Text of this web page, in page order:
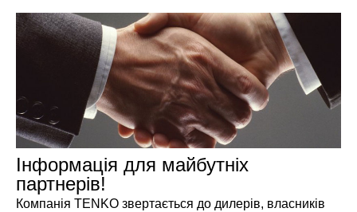
Електричні тени
Конвектори
Тепловентилятори
Готові рішення
Акумуляторні батареї
Інформація для майбутніх
партнерів!
Компанія TENKO звертається до дилерів, власників